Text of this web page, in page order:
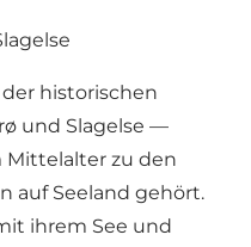
historischen
und Slagelse —
Mittelalter zu den
auf Seeland gehört.
ihrem See und